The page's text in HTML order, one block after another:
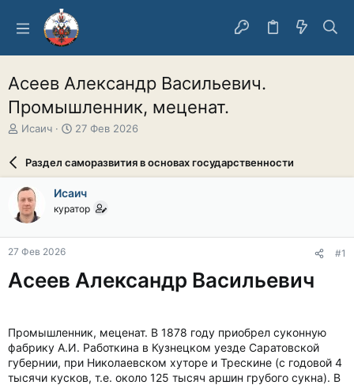
Асеев Александр Васильевич.
Промышленник, меценат.
А
о
р
т
е
м
ы
Исаич
Д
а
а
ч
л
27 Фев 2026
Раздел саморазвития в основах государственности
Исаич
куратор
27 Фев 2026 #1
Асеев Александр Васильевич
Промышленник, меценат. В 1878 году приобрел суконную
фабрику А.И. Работкина в Кузнецком уезде Саратовской
губернии, при Николаевском хуторе и Трескине (с годовой 4
тысячи кусков, т.е. около 125 тысяч аршин грубого сукна). В